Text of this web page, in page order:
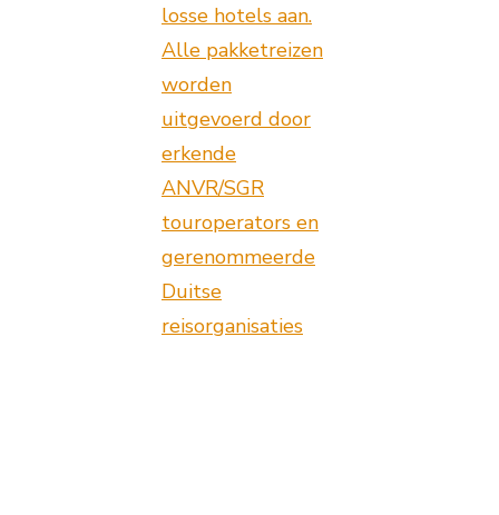
losse hotels aan.
Alle pakketreizen
worden
uitgevoerd door
erkende
ANVR/SGR
touroperators en
gerenommeerde
Duitse
reisorganisaties